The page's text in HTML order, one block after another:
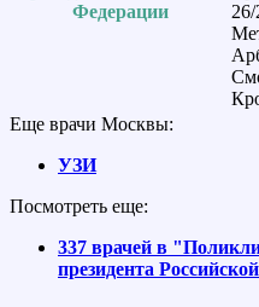
Федерации
Еще врачи Москвы:
УЗИ
Посмотреть еще:
337 врачей в
президента